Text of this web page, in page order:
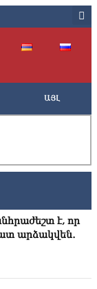
ԱՅԼ
է, որ
արձակվեն․